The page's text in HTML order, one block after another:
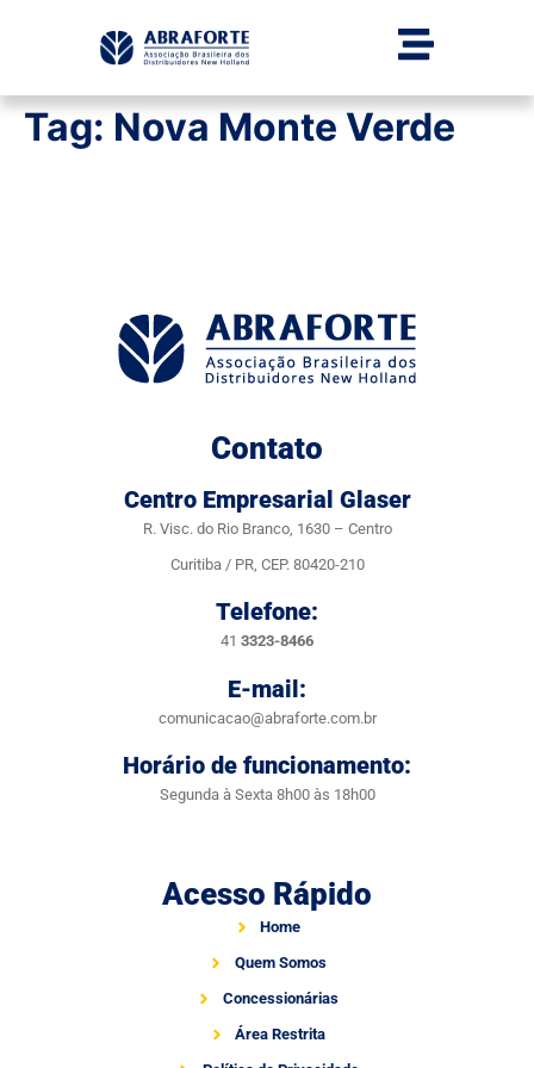
Tag: Nova Monte Verde
Contato
Centro Empresarial Glaser
R. Visc. do Rio Branco, 1630 – Centro
Curitiba / PR, CEP. 80420-210
Telefone:
41 3323-8466
E-mail:
comunicacao@abraforte.com.br
Horário de funcionamento:
Segunda à Sexta 8h00 às 18h00
Acesso Rápido
Home
Quem Somos
Concessionárias
Área Restrita